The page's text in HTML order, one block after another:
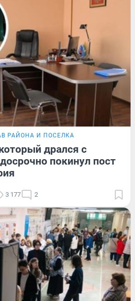
РАЙОНА И ПОСЕЛКА
дрался с
покинул пост
3 177 2